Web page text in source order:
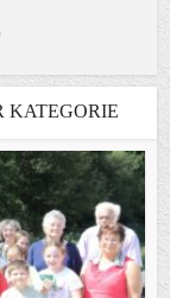
KATEGORIE